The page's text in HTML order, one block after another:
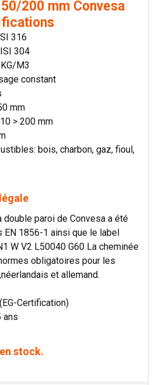
200 mm Convesa
316
304
M3
constant
mm
> 200 mm
bois, charbon, gaz, fioul,
double paroi de Convesa a été
1856-1 ainsi que le label
W V2 L50040 G60 La cheminée
obligatoires pour les
et allemand.
Certification)
ans
stock.